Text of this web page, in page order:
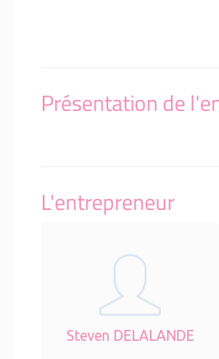
Présentation de
L'entrepreneur
Steven DELALANDE